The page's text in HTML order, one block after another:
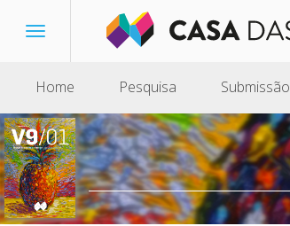
Toggle
Home Pesquisa Submissão